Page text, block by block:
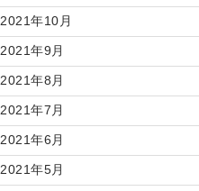
2021年10月
2021年9月
2021年8月
2021年7月
2021年6月
2021年5月